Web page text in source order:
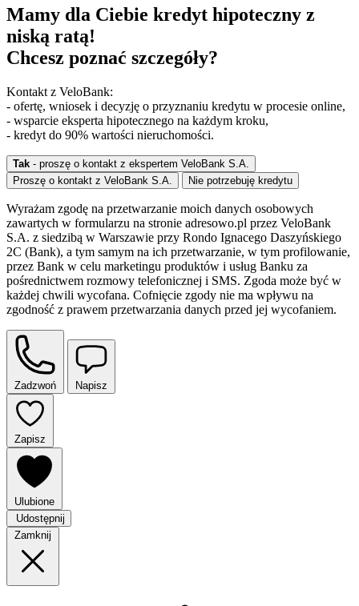
Mamy dla Ciebie kredyt hipoteczny z
niską ratą!
Chcesz poznać szczegóły?
Kontakt z VeloBank:
- ofertę, wniosek i decyzję o przyznaniu kredytu w procesie online,
- wsparcie eksperta hipotecznego na każdym kroku,
- kredyt do 90% wartości nieruchomości.
Tak - proszę o kontakt z ekspertem VeloBank S.A.
Proszę o kontakt z VeloBank S.A.
Nie potrzebuję kredytu
Wyrażam zgodę na przetwarzanie moich danych osobowych
zawartych w formularzu na stronie adresowo.pl przez VeloBank
S.A. z siedzibą w Warszawie przy Rondo Ignacego Daszyńskiego
2C (Bank), a tym samym na ich przetwarzanie, w tym profilowanie,
przez Bank w celu marketingu produktów i usług Banku za
pośrednictwem rozmowy telefonicznej i SMS. Zgoda może być w
każdej chwili wycofana. Cofnięcie zgody nie ma wpływu na
zgodność z prawem przetwarzania danych przed jej wycofaniem.
Zadzwoń Napisz
Zapisz
Ulubione
Udostępnij
Zamknij